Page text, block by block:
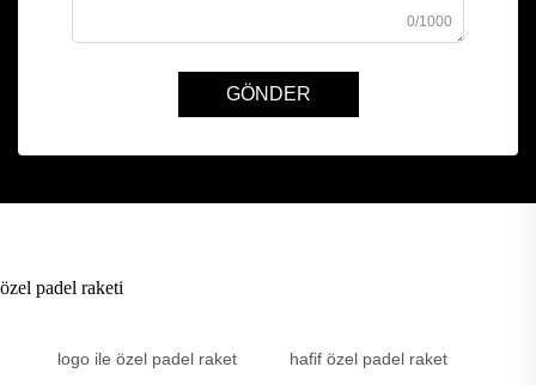
0/1000
GÖNDER
özel padel raketi
logo ile özel padel raket hafif özel padel raket